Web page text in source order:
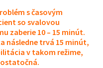
s časovým
so svalovou
zaberie 10 – 15 minút.
následne trvá 15 minút,
v takom režime,